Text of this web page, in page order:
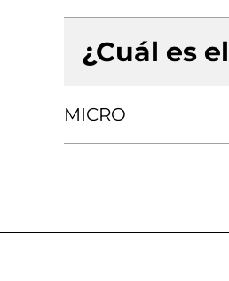
¿Cuál es
MICRO